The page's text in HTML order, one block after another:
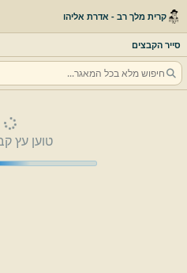
קרית מלך רב - אדרת אליהו
סייר הקבצים
טוען עץ